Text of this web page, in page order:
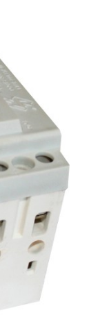
диэлектрические
Стремянки с
Стремянки с
опорой
Ширмы
РЗА (шторы)
Штендеры
Щиты
диэлектрические